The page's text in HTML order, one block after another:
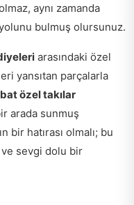
aynı zamanda
bulmuş olursunuz.
arasındaki özel
yansıtan parçalarla
özel takılar
arada sunmuş
bir hatırası olmalı; bu
ve sevgi dolu bir